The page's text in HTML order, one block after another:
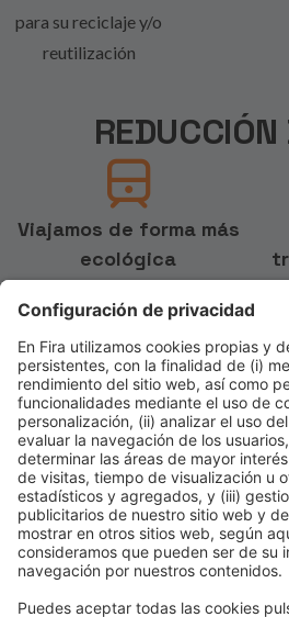
para su reciclaje y/o
reutilización
REDUCCIÓN
Viajamos de forma más
ecológica
Siempre que sea posible,
nuestros ponentes y hosted
buyers viajarán en tren en vez
de en avión para reducir el
impacto medioambiental y las
emisiones de gases de efecto
invernadero de dichos
trayectos.
por
de